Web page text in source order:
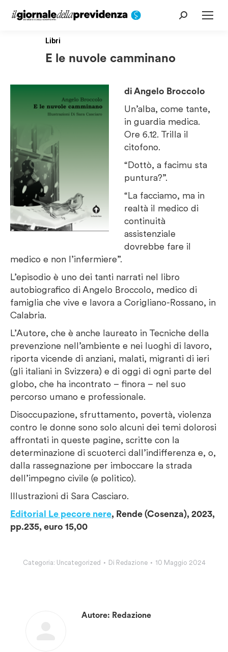
Cerca:
Libri
E le nuvole camminano
di Angelo Broccolo
Un’alba, come tante,
in guardia medica.
Ore 6.12. Trilla il
citofono.
“Dottò, a facimu sta
puntura?”.
“La facciamo, ma in
realtà il medico di
continuità
assistenziale
dovrebbe fare il
medico e non l’infermiere”.
L’episodio è uno dei tanti narrati nel libro
autobiografico di Angelo Broccolo, medico di
famiglia che vive e lavora a Corigliano-Rossano, in
Calabria.
L’Autore, che è anche laureato in Tecniche della
prevenzione nell’ambiente e nei luoghi di lavoro,
riporta vicende di anziani, malati, migranti di ieri
(gli italiani in Svizzera) e di oggi di ogni parte del
globo, che ha incontrato – finora – nel suo
percorso umano e professionale.
Disoccupazione, sfruttamento, povertà, violenza
contro le donne sono solo alcuni dei temi dolorosi
affrontati in queste pagine, scritte con la
determinazione di scuoterci dall’indifferenza e, o,
dalla rassegnazione per imboccare la strada
dell’impegno civile (e politico).
Illustrazioni di Sara Casciaro.
Editorial Le pecore nere, Rende (Cosenza), 2023,
pp.235, euro 15,00
Categoria: Uncategorized Di Redazione 10 Maggio 2024
Autore: Redazione